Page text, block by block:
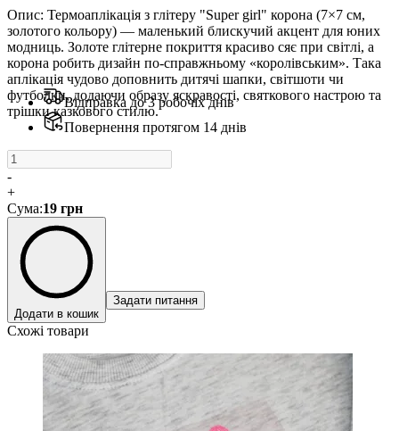
Опис: Термоаплікація з глітеру "Super girl" корона (7×7 см,
золотого кольору) — маленький блискучий акцент для юних
модниць. Золоте глітерне покриття красиво сяє при світлі, а
корона робить дизайн по-справжньому «королівським». Така
аплікація чудово доповнить дитячі шапки, світшоти чи
футболки, додаючи образу яскравості, святкового настрою та
трішки казкового стилю.
Відправка до 3 робочіх днів
Повернення протягом 14 днів
-
+
Сума:19 грн
Додати в кошик
Задати питання
Схожі товари